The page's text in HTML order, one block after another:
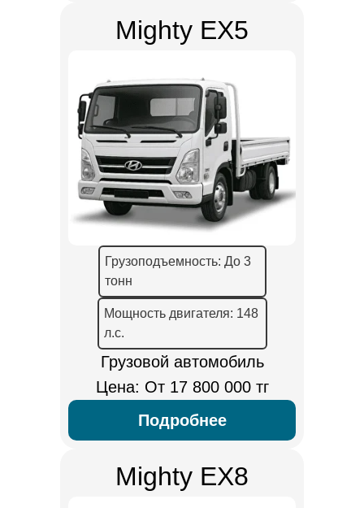
Mighty EX5
Грузоподъемность: До 3
тонн
Мощность двигателя: 148
л.с.
Грузовой автомобиль
Цена: От 17 800 000 тг
Подробнее
Mighty EX8